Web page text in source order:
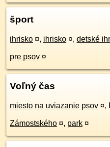
šport
ihrisko ¤, ihrisko ¤, detské
pre psov ¤
Voľný čas
miesto na uviazanie psov ¤,
Zámostského ¤, park ¤